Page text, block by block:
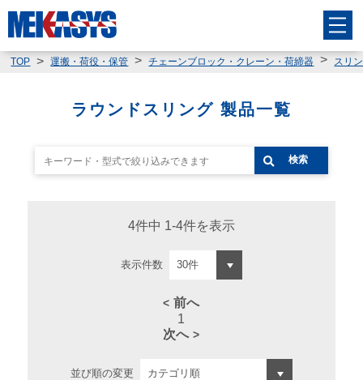
TOP 運搬・荷役・保管 チェーンブロック・クレーン・荷締器 スリ
ラウンドスリング 製品一覧
検索
4件中 1-4件を表示
表示件数
前へ
1
次へ
並び順の変更